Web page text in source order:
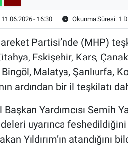
11.06.2026 - 16:30 Okunma Süresi: 1
Partisi’nde (MHP)
Eskişehir, Kars,
Malatya, Şanlıurfa,
ardından bir il teşkilatı
Yardımcısı Semih
uyarınca feshedildiğini
Yıldırım’ın atandığını